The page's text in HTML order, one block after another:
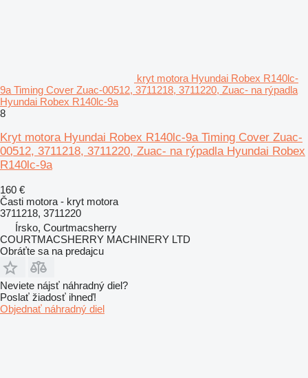
kryt motora Hyundai Robex R140lc-
9a Timing Cover Zuac-00512, 3711218, 3711220, Zuac- na rýpadla
Hyundai Robex R140lc-9a
8
Kryt motora Hyundai Robex R140lc-9a Timing Cover Zuac-
00512, 3711218, 3711220, Zuac- na rýpadla Hyundai Robex
R140lc-9a
160 €
Časti motora - kryt motora
3711218, 3711220
Írsko, Courtmacsherry
COURTMACSHERRY MACHINERY LTD
Obráťte sa na predajcu
Neviete nájsť náhradný diel?
Poslať žiadosť ihneď!
Objednať náhradný diel